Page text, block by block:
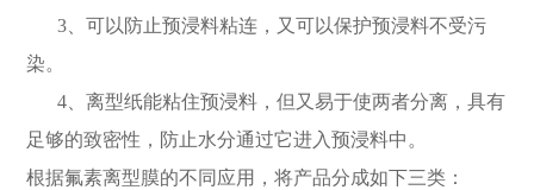
3、可以防止预浸料粘连，又可以保护预浸料不受污
染。
4、离型纸能粘住预浸料，但又易于使两者分离，具有
足够的致密性，防止水分通过它进入预浸料中。
根据氟素离型膜的不同应用，将产品分成如下三类：